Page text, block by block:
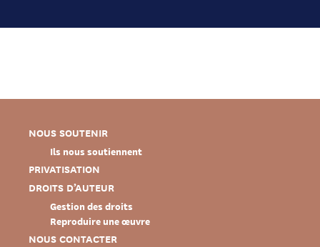
NOUS SOUTENIR
Ils nous soutiennent
PRIVATISATION
DROITS D’AUTEUR
Gestion des droits
Reproduire une œuvre
NOUS CONTACTER